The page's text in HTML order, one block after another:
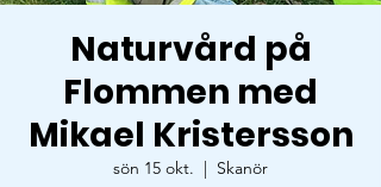
Naturvård på
Flommen med
Mikael Kristersson
sön 15 okt.
  |
Skanör